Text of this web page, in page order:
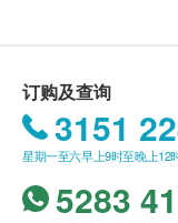
身体组合
体脂肪百分比
血脂
服务及内容。
如体检计划包
开始进行。
三者或退款。
订购及查询
3151
星期一至六早上9时至晚上12
5283